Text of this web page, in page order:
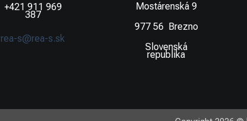
+421 911 969
387
rea-s@rea-s.sk
Mostárenská 9
977 56 Brezno
Slovenská
republika